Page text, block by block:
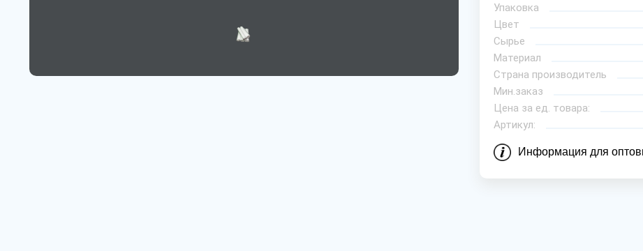
Упаковка
Цвет
Сырье
Материал
Страна производитель
Мин.заказ
Цена за ед. товара:
Артикул:
Информация для